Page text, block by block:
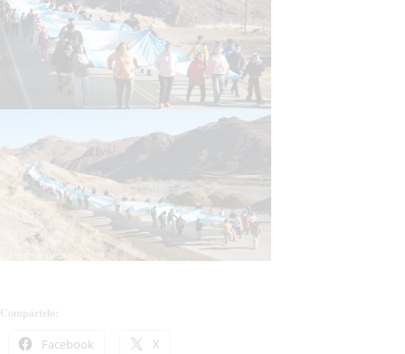
Compártelo:
Facebook X